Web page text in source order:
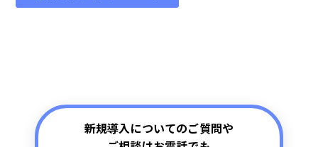
新規導入についてのご質問や